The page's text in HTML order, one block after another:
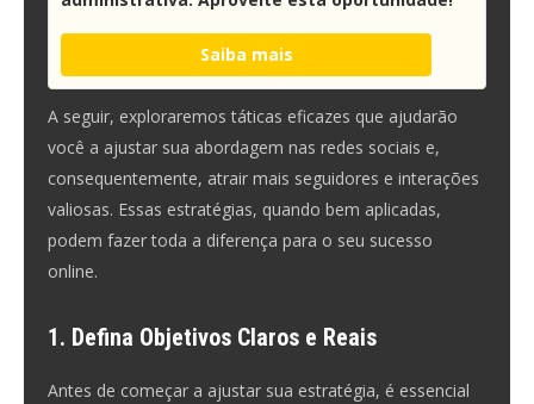
Saiba mais
A seguir, exploraremos táticas eficazes que ajudarão
você a ajustar sua abordagem nas redes sociais e,
consequentemente, atrair mais seguidores e interações
valiosas. Essas estratégias, quando bem aplicadas,
podem fazer toda a diferença para o seu sucesso
online.
1. Defina Objetivos Claros e Reais
Antes de começar a ajustar sua estratégia, é essencial